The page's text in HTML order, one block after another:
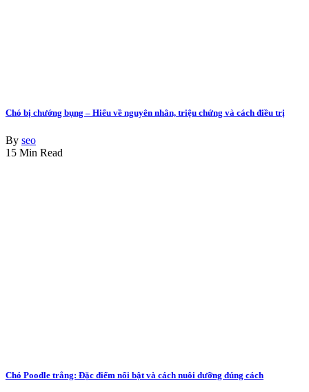
Chó bị chướng bụng – Hiểu về nguyên nhân, triệu chứng và cách điều trị
By seo
15 Min Read
Chó Poodle trắng: Đặc điểm nổi bật và cách nuôi dưỡng đúng cách